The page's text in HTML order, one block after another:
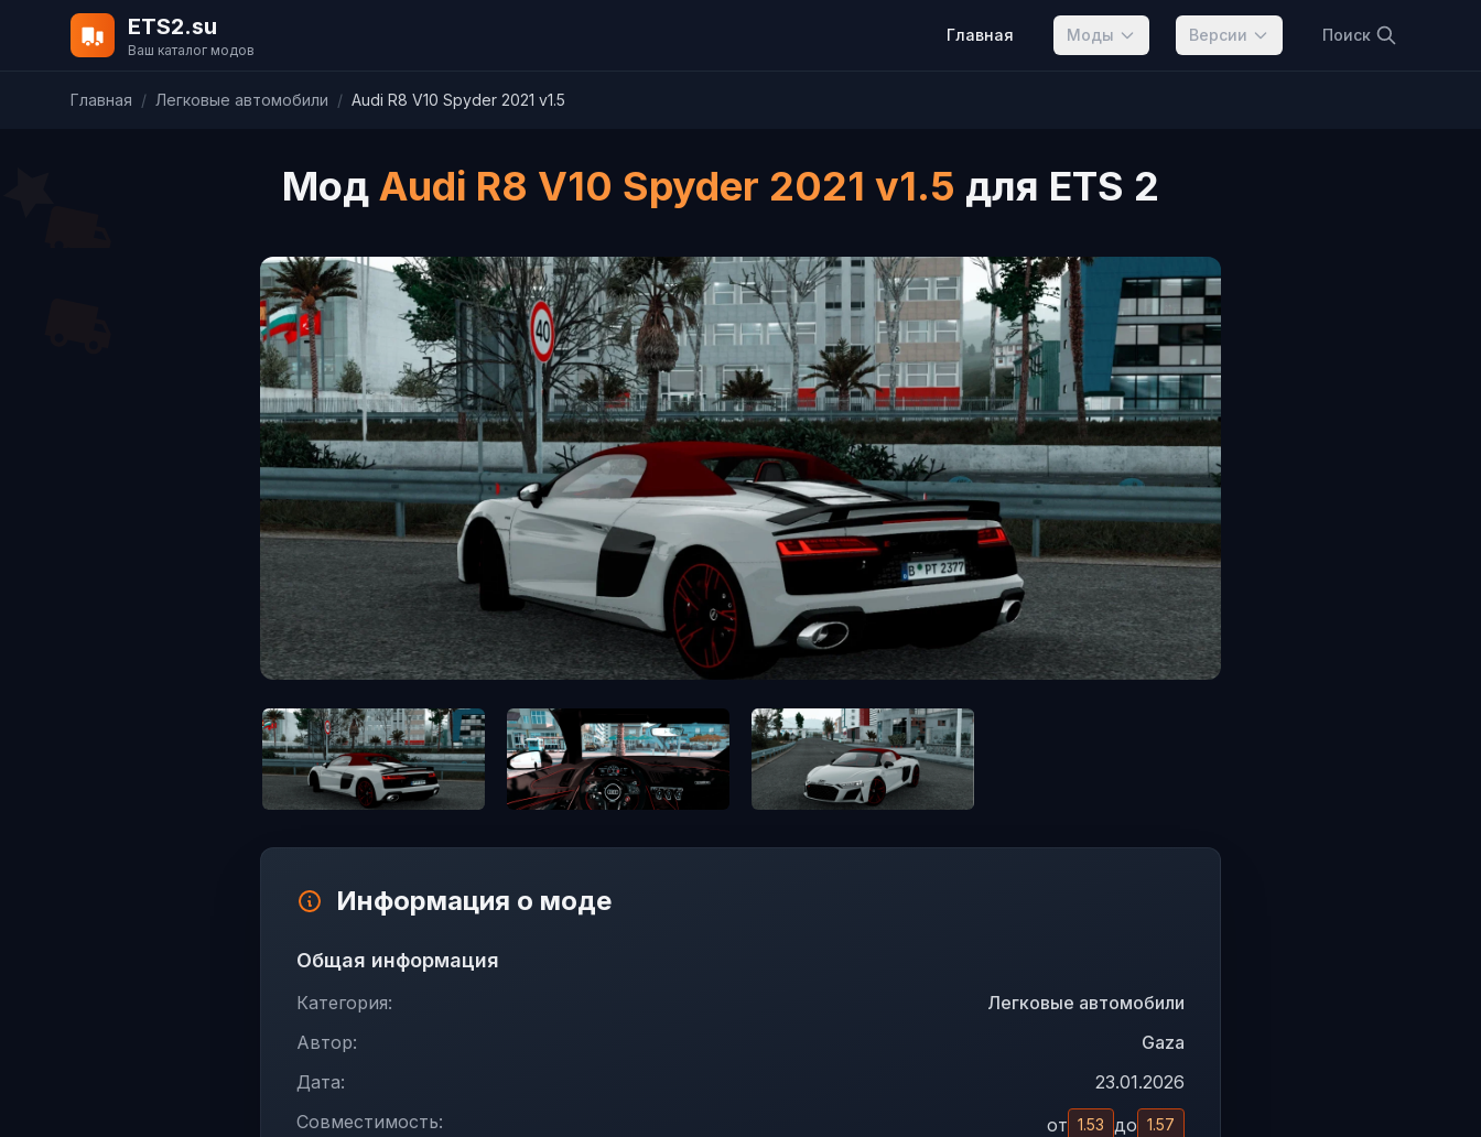
ETS2.su
Ваш каталог модов
Главная Моды Версии Поиск
Главная / Легковые автомобили / Audi R8 V10 Spyder 2021 v1.5
Мод Audi R8 V10 Spyder 2021 v1.5 для ETS 2
Информация о моде
Общая информация
Категория:
Легковые автомобили
Автор:
Gaza
Дата:
23.01.2026
Совместимость:
от 1.53 до 1.57